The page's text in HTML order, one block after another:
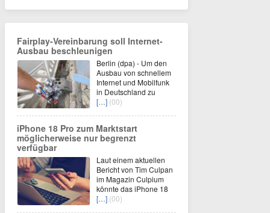
Fairplay-Vereinbarung soll Internet-
Ausbau beschleunigen
Berlin (dpa) - Um den
Ausbau von schnellem
Internet und Mobilfunk
in Deutschland zu
[…] (00)
iPhone 18 Pro zum Marktstart
möglicherweise nur begrenzt
verfügbar
Laut einem aktuellen
Bericht von Tim Culpan
im Magazin Culpium
könnte das iPhone 18
[…] (00)